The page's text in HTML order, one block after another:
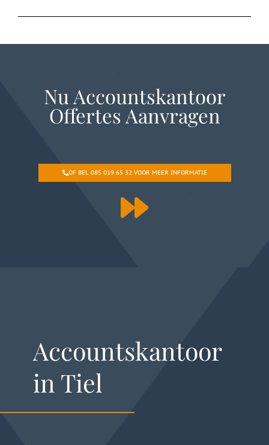
Nu Accountskantoor
Offertes Aanvragen
OF BEL 085 019 65 32 VOOR MEER INFORMATIE
Accountskantoor
in Tiel